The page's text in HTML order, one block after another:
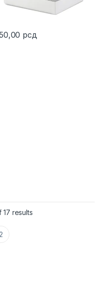
рсд through 350,00 рсд
The options may be chosen
рсд
product has multiple
The options may be chosen
17 results
2